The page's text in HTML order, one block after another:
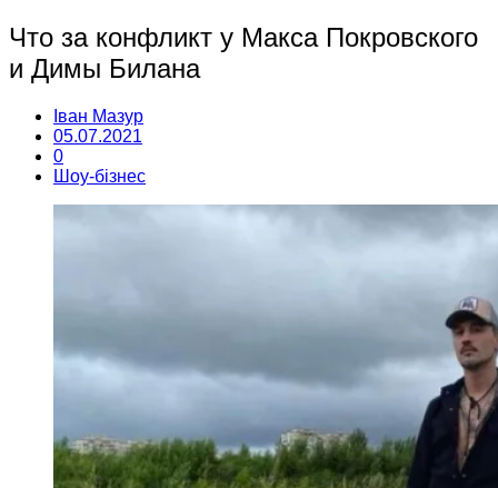
Что за конфликт у Макса Покровского
и Димы Билана
Іван Мазур
05.07.2021
0
Шоу-бізнес